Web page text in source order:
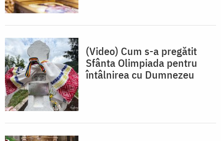
(Video) Cum s-a pregătit
Sfânta Olimpiada pentru
întâlnirea cu Dumnezeu